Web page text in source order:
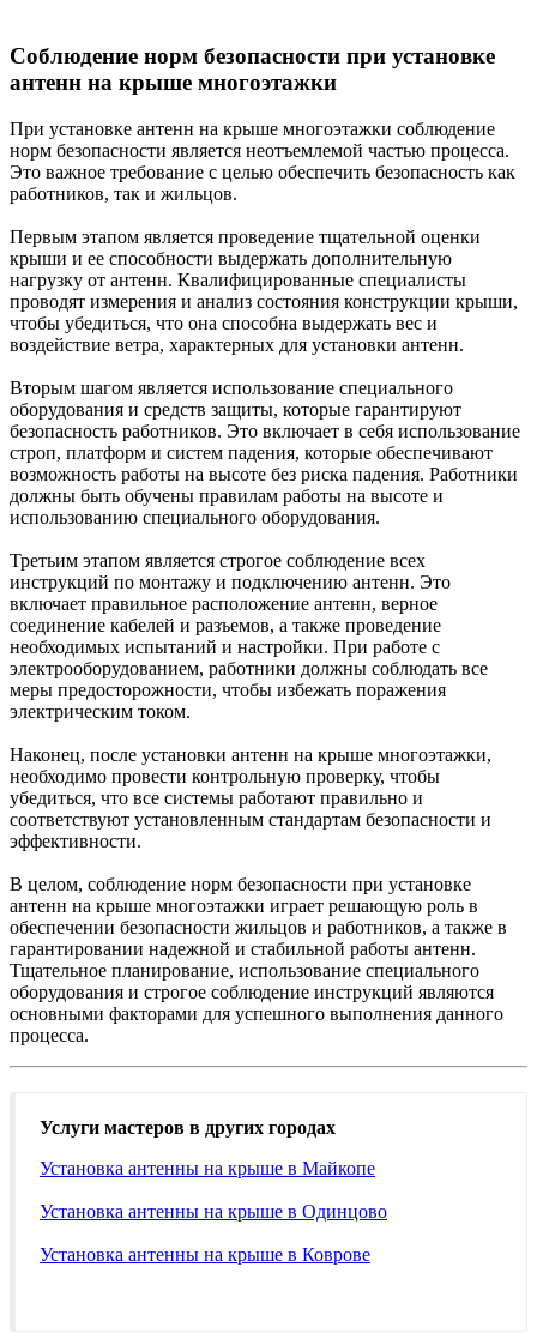
Соблюдение норм безопасности при установке
антенн на крыше многоэтажки
При установке антенн на крыше многоэтажки соблюдение
норм безопасности является неотъемлемой частью процесса.
Это важное требование с целью обеспечить безопасность как
работников, так и жильцов.
Первым этапом является проведение тщательной оценки
крыши и ее способности выдержать дополнительную
нагрузку от антенн. Квалифицированные специалисты
проводят измерения и анализ состояния конструкции крыши,
чтобы убедиться, что она способна выдержать вес и
воздействие ветра, характерных для установки антенн.
Вторым шагом является использование специального
оборудования и средств защиты, которые гарантируют
безопасность работников. Это включает в себя использование
строп, платформ и систем падения, которые обеспечивают
возможность работы на высоте без риска падения. Работники
должны быть обучены правилам работы на высоте и
использованию специального оборудования.
Третьим этапом является строгое соблюдение всех
инструкций по монтажу и подключению антенн. Это
включает правильное расположение антенн, верное
соединение кабелей и разъемов, а также проведение
необходимых испытаний и настройки. При работе с
электрооборудованием, работники должны соблюдать все
меры предосторожности, чтобы избежать поражения
электрическим током.
Наконец, после установки антенн на крыше многоэтажки,
необходимо провести контрольную проверку, чтобы
убедиться, что все системы работают правильно и
соответствуют установленным стандартам безопасности и
эффективности.
В целом, соблюдение норм безопасности при установке
антенн на крыше многоэтажки играет решающую роль в
обеспечении безопасности жильцов и работников, а также в
гарантировании надежной и стабильной работы антенн.
Тщательное планирование, использование специального
оборудования и строгое соблюдение инструкций являются
основными факторами для успешного выполнения данного
процесса.
Услуги мастеров в других городах
Установка антенны на крыше в Майкопе
Установка антенны на крыше в Одинцово
Установка антенны на крыше в Коврове